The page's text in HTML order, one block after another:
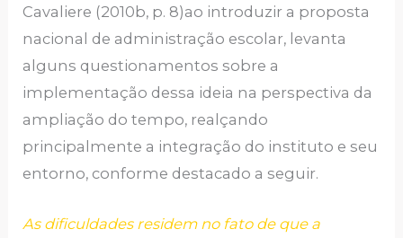
Cavaliere (2010b, p. 8)ao introduzir a proposta
nacional de administração escolar, levanta
alguns questionamentos sobre a
implementação dessa ideia na perspectiva da
ampliação do tempo, realçando
principalmente a integração do instituto e seu
entorno, conforme destacado a seguir.
As dificuldades residem no fato de que a